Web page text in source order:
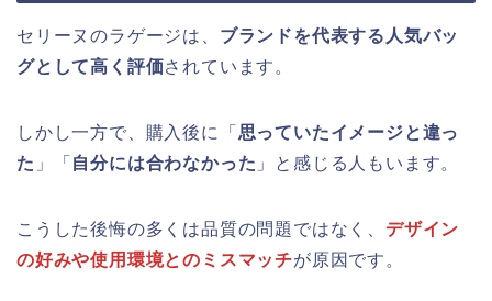
セリーヌのラゲージは、 ブランドを代表する人気バッ
グとして高く評価されています。
しかし一方で、購入後に「 思っていたイメージと違っ
た 」「 自分には合わなかった 」と感じる人もいます。
こうした後悔の多くは品質の問題ではなく、 デザイン
の好みや使用環境とのミスマッチが原因です。